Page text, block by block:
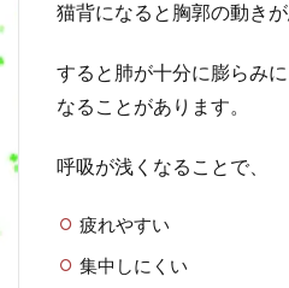
猫背になると胸郭の動きが
すると肺が十分に膨らみ
なることがあります。
呼吸が浅くなることで、
疲れやすい
集中しにくい